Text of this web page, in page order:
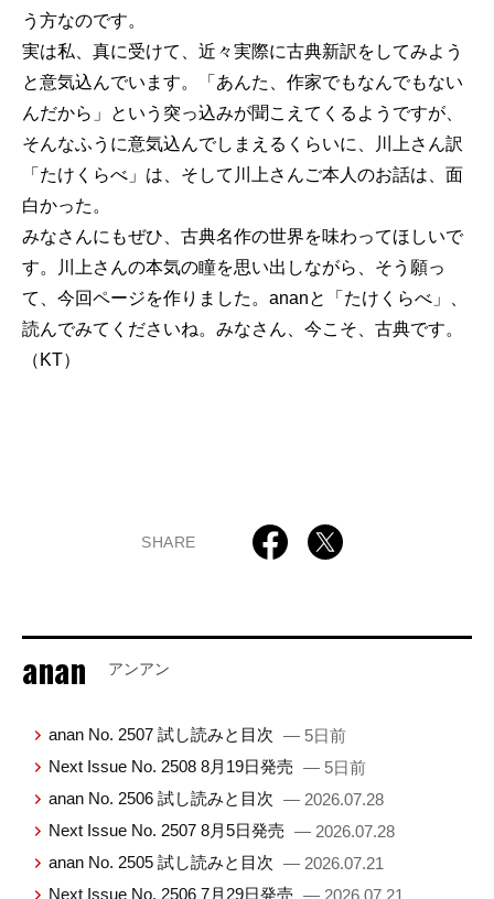
う方なのです。
実は私、真に受けて、近々実際に古典新訳をしてみよう
と意気込んでいます。「あんた、作家でもなんでもない
んだから」という突っ込みが聞こえてくるようですが、
そんなふうに意気込んでしまえるくらいに、川上さん訳
「たけくらべ」は、そして川上さんご本人のお話は、面
白かった。
みなさんにもぜひ、古典名作の世界を味わってほしいで
す。川上さんの本気の瞳を思い出しながら、そう願っ
て、今回ページを作りました。ananと「たけくらべ」、
読んでみてくださいね。みなさん、今こそ、古典です。
（KT）
SHARE
anan アンアン
anan No. 2507 試し読みと目次 — 5日前
Next Issue No. 2508 8月19日発売 — 5日前
anan No. 2506 試し読みと目次 — 2026.07.28
Next Issue No. 2507 8月5日発売 — 2026.07.28
anan No. 2505 試し読みと目次 — 2026.07.21
Next Issue No. 2506 7月29日発売 — 2026.07.21